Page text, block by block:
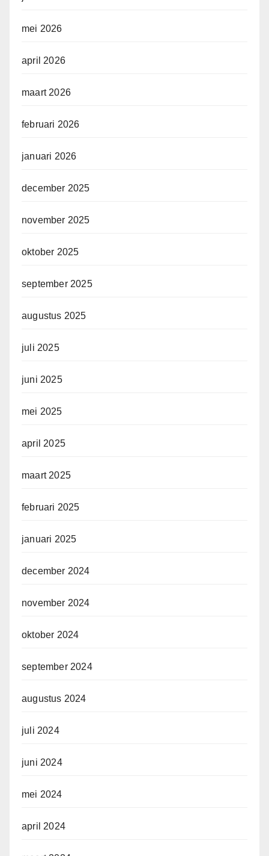
mei 2026
april 2026
maart 2026
februari 2026
januari 2026
december 2025
november 2025
oktober 2025
september 2025
augustus 2025
juli 2025
juni 2025
mei 2025
april 2025
maart 2025
februari 2025
januari 2025
december 2024
november 2024
oktober 2024
september 2024
augustus 2024
juli 2024
juni 2024
mei 2024
april 2024